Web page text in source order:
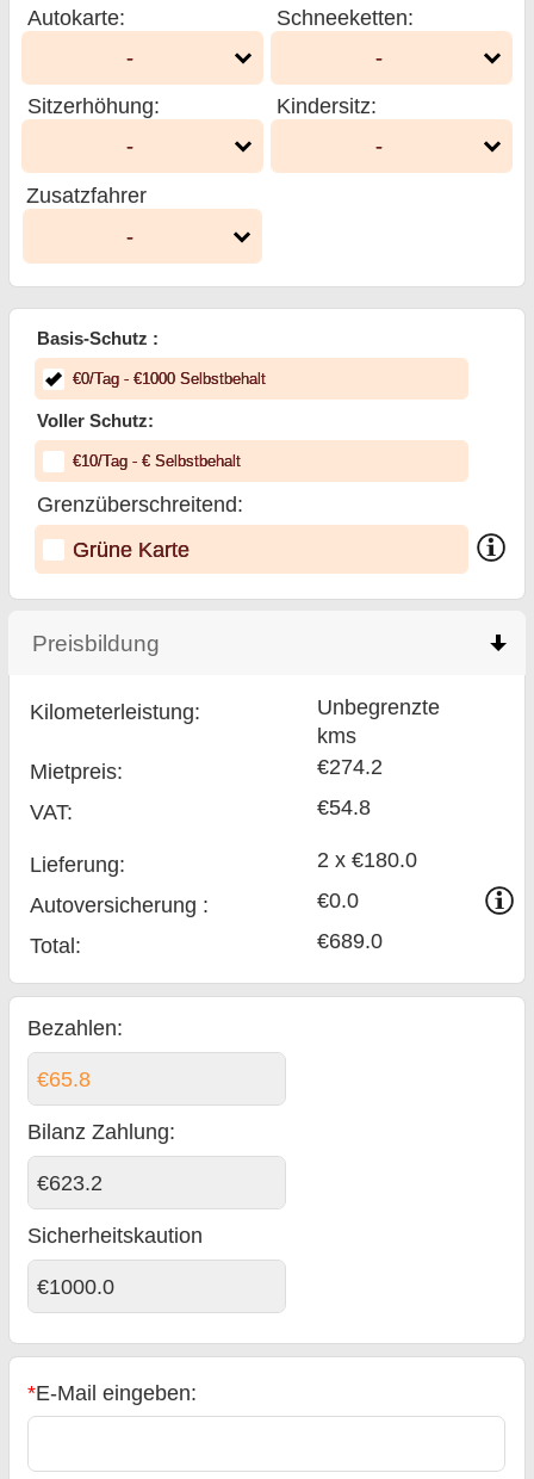
Autokarte:
-
Schneeketten:
-
Sitzerhöhung:
-
Kindersitz:
-
Zusatzfahrer
-
Basis-Schutz :
€0/Tag- €1000Selbstbehalt
Voller Schutz:
€10/Tag- €Selbstbehalt
Grenzüberschreitend:
Grüne Karte
Preisbildung
Kilometerleistung:
Unbegrenzte
kms
Mietpreis:
€274.2
VAT:
€54.8
Lieferung:
2 x €180.0
Auto­versicherung :
€0.0
Total: €689.0
Bezahlen:
€65.8
Bilanz Zahlung:
€623.2
Sicherheitskaution
€1000.0
*E-Mail eingeben: